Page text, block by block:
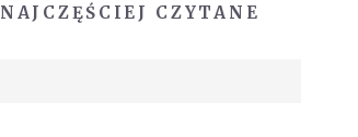
NAJCZĘŚCIEJ CZYTANE